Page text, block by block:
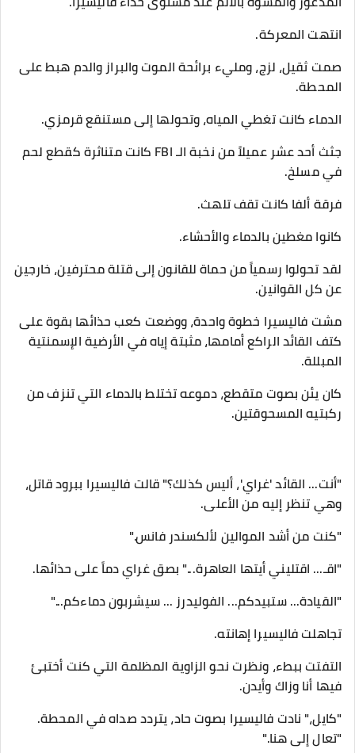
​انتهت المعركة.
​صمت ثقيل، لزج، ومليء برائحة الموت والبراز والدم هبط على
المحطة.
الدماء كانت تغطي المياه، وتحولها إلى مستنقع قرمزي.
جثث أحد عشر عميلاً من نخبة الـ FBI كانت متناثرة كقطع لحم
في مسلخ.
​فرقة ألفا كانت تقف تلهث.
كانوا مغطين بالدماء والأحشاء.
لقد تحولوا رسمياً من حماة للقانون إلى قتلة محترفين، خارجين
عن كل القوانين.
​مشت فاليسيرا خطوة واحدة، ووضعت كعب حذائها بقوة على
كتف القائد الراكع أمامها، مثبتة إياه في الأرضية الإسمنتية
المبللة.
​كان يئن بصوت متقطع، دموعه تختلط بالدماء التي تنزف من
ركبتيه المسحوقتين.
​"أنت... القائد 'غراي'، أليس كذلك؟" قالت فاليسيرا ببرود قاتل،
وهي تنظر إليه من الأعلى.
"كنت من أشد الموالين لألكسندر فانس."
​"اقـ... اقتليني أيتها العاهرة..." بصق غراي دماً على حذائها.
"القيادة... ستبيدكم... الفوليدرز ... سيشربون دماءكم..."
​تجاهلت فاليسيرا إهانته.
التفتت ببطء، ونظرت نحو الزاوية المظلمة التي كنت أختبئ
فيها أنا وزاك وأيدن.
​"كايل،" نادت فاليسيرا بصوت حاد، يتردد صداه في المحطة.
"تعال إلى هنا."